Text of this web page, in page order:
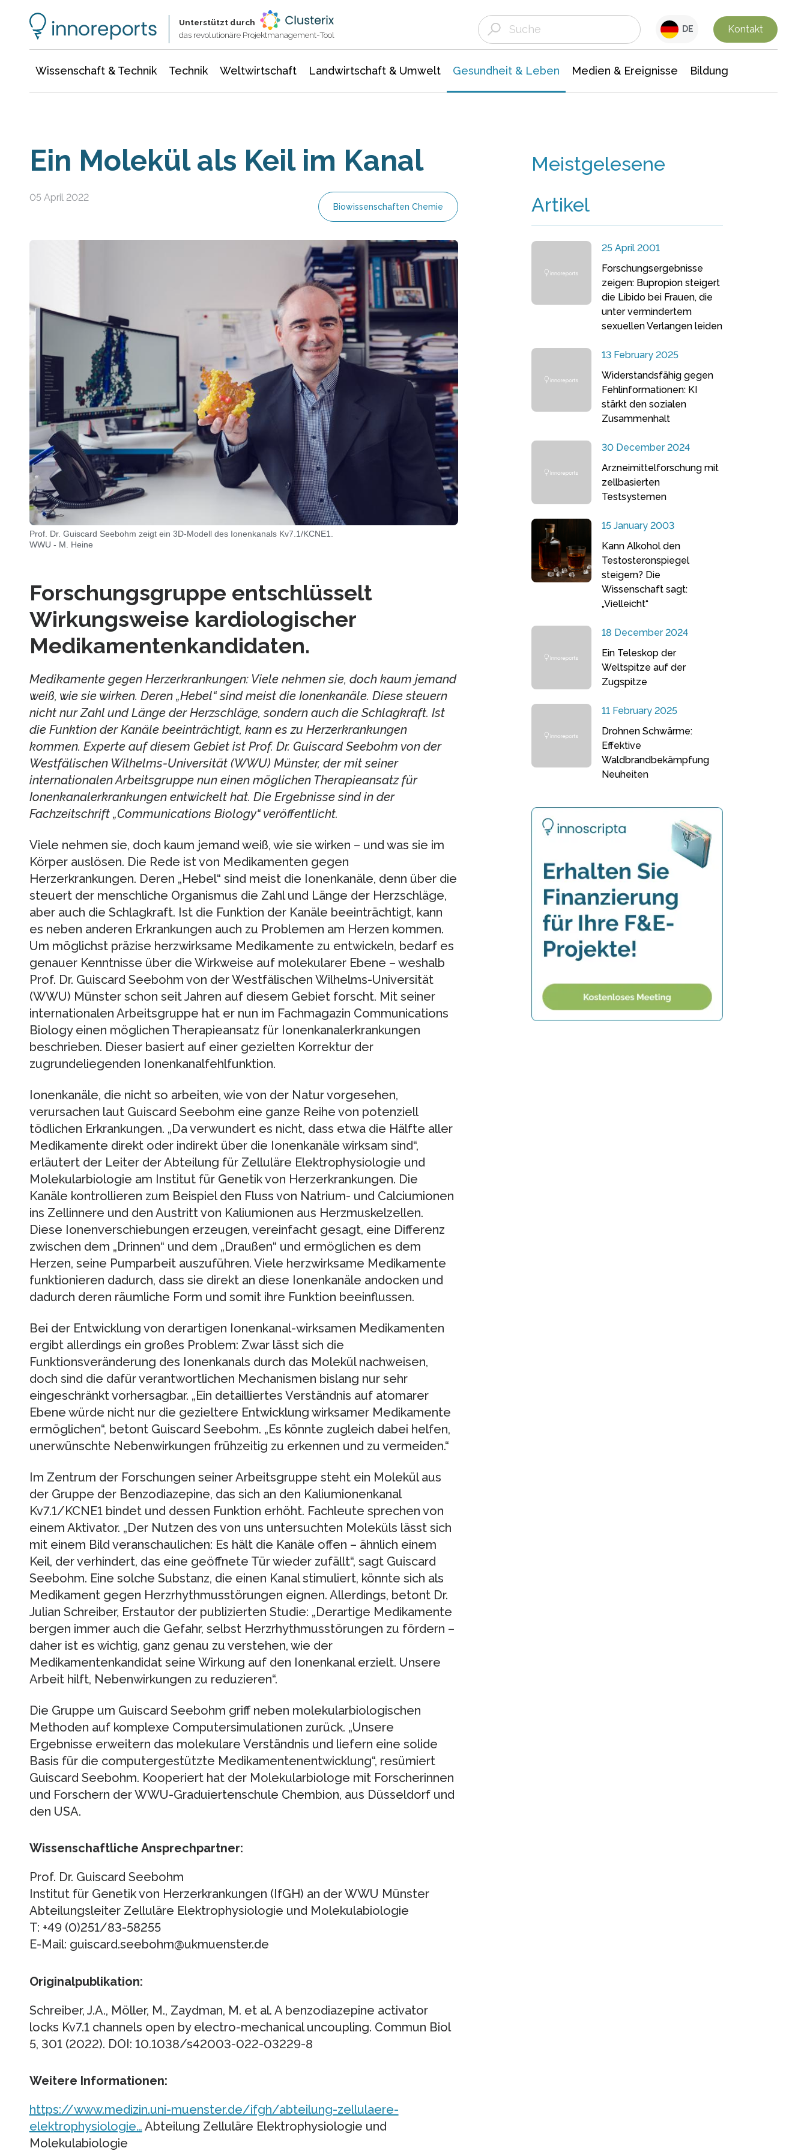
Unterstützt durch
das revolutionäre Projektmanagement-Tool
DE Kontakt
Wissenschaft & Technik Technik Weltwirtschaft Landwirtschaft & Umwelt Gesundheit & Leben Medien & Ereignisse Bildung
Ein Molekül als Keil im Kanal
05 April 2022
Biowissenschaften Chemie
Prof. Dr. Guiscard Seebohm zeigt ein 3D-Modell des Ionenkanals Kv7.1/KCNE1.
WWU - M. Heine
Forschungsgruppe entschlüsselt
Wirkungsweise kardiologischer
Medikamentenkandidaten.
Medikamente gegen Herzerkrankungen: Viele nehmen sie, doch kaum jemand
weiß, wie sie wirken. Deren „Hebel“ sind meist die Ionenkanäle. Diese steuern
nicht nur Zahl und Länge der Herzschläge, sondern auch die Schlagkraft. Ist
die Funktion der Kanäle beeinträchtigt, kann es zu Herzerkrankungen
kommen. Experte auf diesem Gebiet ist Prof. Dr. Guiscard Seebohm von der
Westfälischen Wilhelms-Universität (WWU) Münster, der mit seiner
internationalen Arbeitsgruppe nun einen möglichen Therapieansatz für
Ionenkanalerkrankungen entwickelt hat. Die Ergebnisse sind in der
Fachzeitschrift „Communications Biology“ veröffentlicht.
Viele nehmen sie, doch kaum jemand weiß, wie sie wirken – und was sie im
Körper auslösen. Die Rede ist von Medikamenten gegen
Herzerkrankungen. Deren „Hebel“ sind meist die Ionenkanäle, denn über die
steuert der menschliche Organismus die Zahl und Länge der Herzschläge,
aber auch die Schlagkraft. Ist die Funktion der Kanäle beeinträchtigt, kann
es neben anderen Erkrankungen auch zu Problemen am Herzen kommen.
Um möglichst präzise herzwirksame Medikamente zu entwickeln, bedarf es
genauer Kenntnisse über die Wirkweise auf molekularer Ebene – weshalb
Prof. Dr. Guiscard Seebohm von der Westfälischen Wilhelms-Universität
(WWU) Münster schon seit Jahren auf diesem Gebiet forscht. Mit seiner
internationalen Arbeitsgruppe hat er nun im Fachmagazin Communications
Biology einen möglichen Therapieansatz für Ionenkanalerkrankungen
beschrieben. Dieser basiert auf einer gezielten Korrektur der
zugrundeliegenden Ionenkanalfehlfunktion.
Ionenkanäle, die nicht so arbeiten, wie von der Natur vorgesehen,
verursachen laut Guiscard Seebohm eine ganze Reihe von potenziell
tödlichen Erkrankungen. „Da verwundert es nicht, dass etwa die Hälfte aller
Medikamente direkt oder indirekt über die Ionenkanäle wirksam sind“,
erläutert der Leiter der Abteilung für Zelluläre Elektrophysiologie und
Molekularbiologie am Institut für Genetik von Herzerkrankungen. Die
Kanäle kontrollieren zum Beispiel den Fluss von Natrium- und Calciumionen
ins Zellinnere und den Austritt von Kaliumionen aus Herzmuskelzellen.
Diese Ionenverschiebungen erzeugen, vereinfacht gesagt, eine Differenz
zwischen dem „Drinnen“ und dem „Draußen“ und ermöglichen es dem
Herzen, seine Pumparbeit auszuführen. Viele herzwirksame Medikamente
funktionieren dadurch, dass sie direkt an diese Ionenkanäle andocken und
dadurch deren räumliche Form und somit ihre Funktion beeinflussen.
Bei der Entwicklung von derartigen Ionenkanal-wirksamen Medikamenten
ergibt allerdings ein großes Problem: Zwar lässt sich die
Funktionsveränderung des Ionenkanals durch das Molekül nachweisen,
doch sind die dafür verantwortlichen Mechanismen bislang nur sehr
eingeschränkt vorhersagbar. „Ein detailliertes Verständnis auf atomarer
Ebene würde nicht nur die gezieltere Entwicklung wirksamer Medikamente
ermöglichen“, betont Guiscard Seebohm. „Es könnte zugleich dabei helfen,
unerwünschte Nebenwirkungen frühzeitig zu erkennen und zu vermeiden.“
Im Zentrum der Forschungen seiner Arbeitsgruppe steht ein Molekül aus
der Gruppe der Benzodiazepine, das sich an den Kaliumionenkanal
Kv7.1/KCNE1 bindet und dessen Funktion erhöht. Fachleute sprechen von
einem Aktivator. „Der Nutzen des von uns untersuchten Moleküls lässt sich
mit einem Bild veranschaulichen: Es hält die Kanäle offen – ähnlich einem
Keil, der verhindert, das eine geöffnete Tür wieder zufällt“, sagt Guiscard
Seebohm. Eine solche Substanz, die einen Kanal stimuliert, könnte sich als
Medikament gegen Herzrhythmusstörungen eignen. Allerdings, betont Dr.
Julian Schreiber, Erstautor der publizierten Studie: „Derartige Medikamente
bergen immer auch die Gefahr, selbst Herzrhythmusstörungen zu fördern –
daher ist es wichtig, ganz genau zu verstehen, wie der
Medikamentenkandidat seine Wirkung auf den Ionenkanal erzielt. Unsere
Arbeit hilft, Nebenwirkungen zu reduzieren“.
Die Gruppe um Guiscard Seebohm griff neben molekularbiologischen
Methoden auf komplexe Computersimulationen zurück. „Unsere
Ergebnisse erweitern das molekulare Verständnis und liefern eine solide
Basis für die computergestützte Medikamentenentwicklung“, resümiert
Guiscard Seebohm. Kooperiert hat der Molekularbiologe mit Forscherinnen
und Forschern der WWU-Graduiertenschule Chembion, aus Düsseldorf und
den USA.
Wissenschaftliche Ansprechpartner:
Prof. Dr. Guiscard Seebohm
Institut für Genetik von Herzerkrankungen (IfGH) an der WWU Münster
Abteilungsleiter Zelluläre Elektrophysiologie und Molekulabiologie
T: +49 (0)251/83-58255
E-Mail: guiscard.seebohm@ukmuenster.de
Originalpublikation:
Schreiber, J.A., Möller, M., Zaydman, M. et al. A benzodiazepine activator
locks Kv7.1 channels open by electro-mechanical uncoupling. Commun Biol
5, 301 (2022). DOI: 10.1038/s42003-022-03229-8
Weitere Informationen:
https://www.medizin.uni-muenster.de/ifgh/abteilung-zellulaere-
elektrophysiologie… Abteilung Zelluläre Elektrophysiologie und
Molekulabiologie
Meistgelesene
Artikel
25 April 2001
Forschungsergebnisse
zeigen: Bupropion steigert
die Libido bei Frauen, die
unter vermindertem
sexuellen Verlangen leiden
13 February 2025
Widerstandsfähig gegen
Fehlinformationen: KI
stärkt den sozialen
Zusammenhalt
30 December 2024
Arzneimittelforschung mit
zellbasierten
Testsystemen
15 January 2003
Kann Alkohol den
Testosteronspiegel
steigern? Die
Wissenschaft sagt:
„Vielleicht“
18 December 2024
Ein Teleskop der
Weltspitze auf der
Zugspitze
11 February 2025
Drohnen Schwärme:
Effektive
Waldbrandbekämpfung
Neuheiten